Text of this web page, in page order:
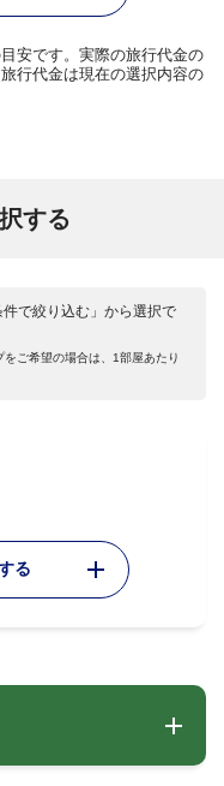
安です。実際の旅行代金の
行代金は現在の選択内容の
する
件で絞り込む」から選択で
ご希望の場合は、1部屋あたり
る